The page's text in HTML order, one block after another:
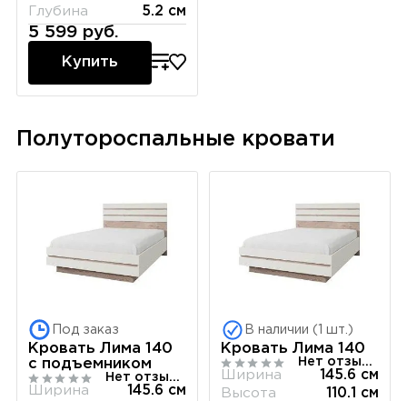
Глубина
5.2 см
5 599 руб.
Купить
Полутороспальные кровати
Под заказ
Кровать Лима 140
с подъемником
Нет отзывов
Ширина
145.6 см
В наличии (1 шт.)
Кровать Лима 140
Нет отзывов
Ширина
145.6 см
Высота
110.1 см